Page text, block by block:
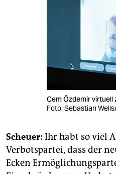
Cem Özdemir virtuell
Foto: Sebastian
Scheuer: Ihr habt so viel
Verbotspartei, dass der
Ecken